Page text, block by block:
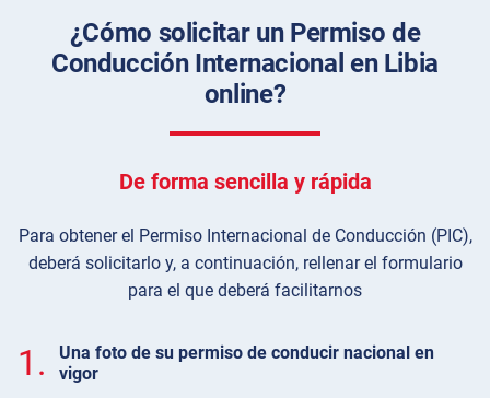
¿Cómo solicitar un Permiso de
Conducción Internacional en Libia
online?
De forma sencilla y rápida
Para obtener el Permiso Internacional de Conducción (PIC),
deberá solicitarlo y, a continuación, rellenar el formulario
para el que deberá facilitarnos
1.
Una foto de su permiso de conducir nacional en
vigor